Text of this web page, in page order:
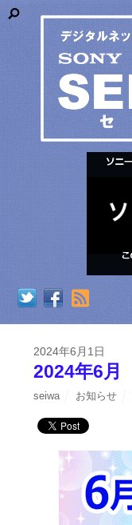
2024年6月1日
2024年6
seiwa お知らせ